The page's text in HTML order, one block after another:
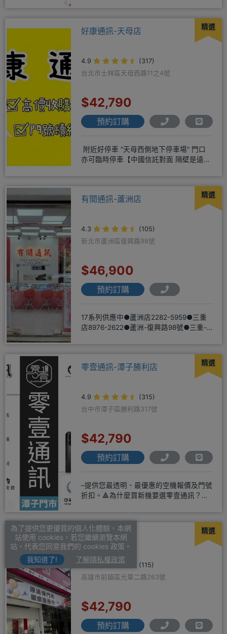
精選
好康通訊-天母店
4.9
(317)
台北市士林區天母西路11之4號
$42,790
預約訂購
附近好停車 "天母西側地下停車場" 門口
亦可臨時停車【中國信託對面 隔壁是遠傳
精選
有間通訊-蘆洲店
4.3
(105)
新北市蘆洲區復興路98號
$46,900
預約訂購
17系列供應中●蘆洲店2282-5959●三重
店8976-2622●蘆洲-復興路98號●三重-
精選
零壹通訊-潭子勝利店
4.9
(315)
台中市潭子區勝利路317號
$42,790
預約訂購
–提供您最透明、最優惠的空機報價及門號
折扣。🔺為什麼買新機要選零壹通訊？
精選
翰霖通訊
4.9
(115)
高雄市前鎮區光華二路263號
$42,790
預約訂購
為了提供您更優質的個人化體驗，本網
站使用 cookies，若您繼續瀏覽本網
站，代表您同意我們的 cookies 政策。
我知道了!
了解隱私權政策